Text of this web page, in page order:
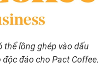
thể lồng ghép vào dấu
đáo cho Pact Coffee.